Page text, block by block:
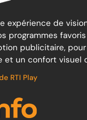
expérience de
programmes
publicitaire,
et un confort visuel
RTI Play